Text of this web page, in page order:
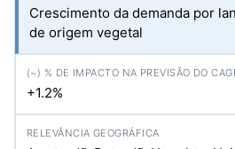
Crescimento da demanda por
de origem vegetal
+1.2%